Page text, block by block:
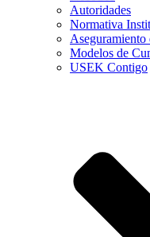
Autoridades
Normativa
Aseguramiento
Modelos de
USEK Contigo